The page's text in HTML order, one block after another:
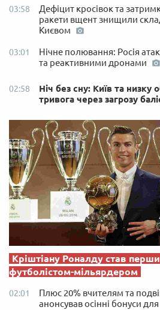
03:58
Дефіцит кросівок та
ракети вщент знищили
Києвом
03:01
Нічне полювання: Росія
та реактивними дронами
02:58
Ніч без сну: Київ та низку
тривога через загрозу
Кріштіану Роналду став
футболістом-мільярдером
02:01
Плюс 20% вчителям та
анонсував осінні бонуси